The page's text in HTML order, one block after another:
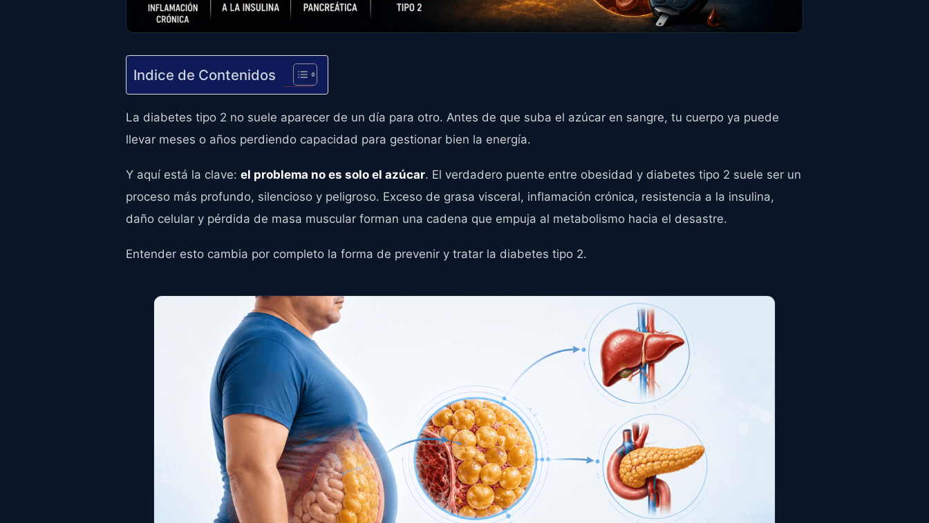
Indice de Contenidos
La diabetes tipo 2 no suele aparecer de un día para otro. Antes de que suba el azúcar en sangre, tu cuerpo ya puede
llevar meses o años perdiendo capacidad para gestionar bien la energía.
Y aquí está la clave: el problema no es solo el azúcar. El verdadero puente entre obesidad y diabetes tipo 2 suele ser un
proceso más profundo, silencioso y peligroso. Exceso de grasa visceral, inflamación crónica, resistencia a la insulina,
daño celular y pérdida de masa muscular forman una cadena que empuja al metabolismo hacia el desastre.
Entender esto cambia por completo la forma de prevenir y tratar la diabetes tipo 2.